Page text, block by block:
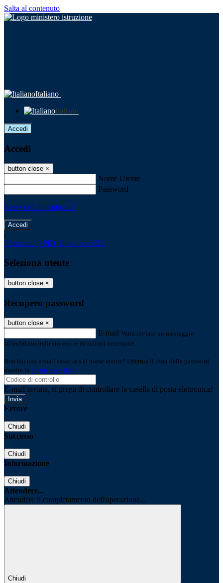
Salta al contenuto
Italiano
Italiano
Accedi
Accedi
button close ×
Nome Utente
Password
Password dimenticata?
-
Entra con SPID Entra con CIE
Seleziona utente
button close ×
Recupero password
button close ×
E-mail Verrà inviato un messaggio
all'indirizzo indicato con le istruzioni necessarie.
Non hai una e-mail associata al nome utente? Effettua il reset della password
tramite la Login Spaggiari
E-mail inviata, si prega di controllare la casella di posta elettronica!
Errore
Chiudi
Successo
Chiudi
Informazione
Chiudi
Attendere...
Attendere il completamento dell'operazione...
Chiudi